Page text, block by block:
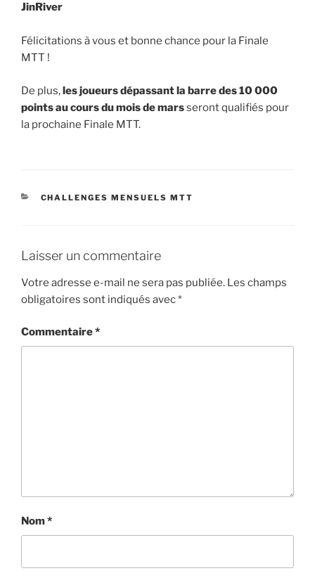
JinRiver
Félicitations à vous et bonne chance pour la Finale
MTT !
De plus,les joueurs dépassant la barre des 10 000
points au cours du mois de marsseront qualifiés pour
la prochaine Finale MTT.
CATÉGORIES
CHALLENGES MENSUELS MTT
Laisser un commentaire
Votre adresse e-mail ne sera pas publiée. Les champs
obligatoires sont indiqués avec*
Commentaire*
Nom*